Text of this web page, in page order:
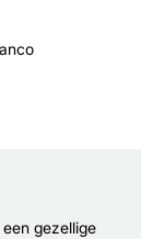
gezellige